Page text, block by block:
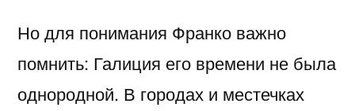
Но для понимания Франко важно
помнить: Галиция его времени не была
однородной. В городах и местечках